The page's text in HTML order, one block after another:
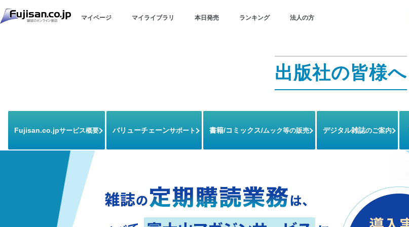
マイページ マイライブラリ 本日発売 ランキング 法人の方
出版社の皆様へ
Fujisan.co.jpサービス概要 バリューチェーンサポート 書籍/コミックス/ムック等の販売 デジタル雑誌のご案内